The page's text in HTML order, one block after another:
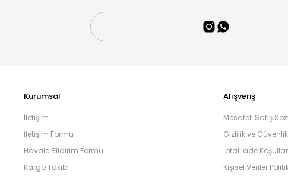
Kurumsal
İletişim
İletişim Formu
Havale Bildirim Formu
Kargo Takibi
Alışveriş
Mesafeli Satış
Gizlilik ve Güvenlik
İptal İade
Kişisel Veriler